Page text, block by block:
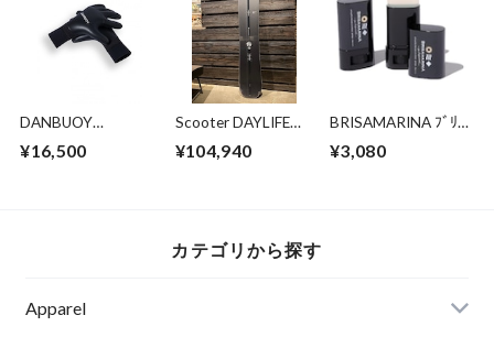
DANBUOY
Glove New3mm
¥16,500
Scooter DAYLIFE
送料無料
¥104,940
BRISAMARINA ﾌﾞﾘｻ
ﾙ) 13.5g(ｸﾘｱ)
¥3,080
カテゴリから探す
Apparel